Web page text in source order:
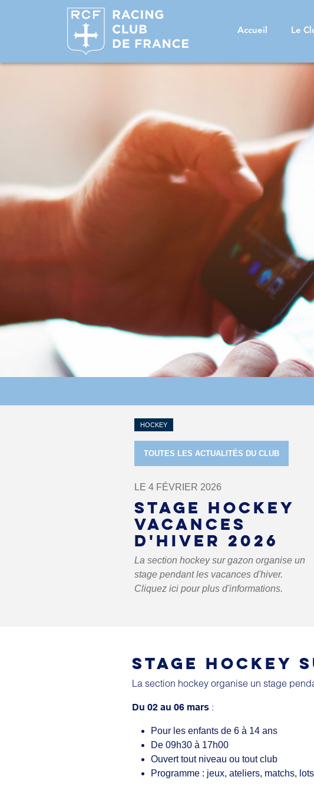
Accueil Le
HOCKEY
TOUTES LES ACTUALITÉS DU CLUB
LE 4 FÉVRIER 2026
STAGE HOCKEY
VACANCES
D'HIVER 2026
La section hockey sur gazon organise un
stage pendant les vacances d'hiver.
Cliquez ici pour plus d'informations.
STAGE HOCKEY
La section hockey organise un stage
Du 02 au 06 mars :
Pour les enfants de 6 à 14 ans
De 09h30 à 17h00
Ouvert tout niveau ou tout club
Programme : jeux, ateliers, matchs,